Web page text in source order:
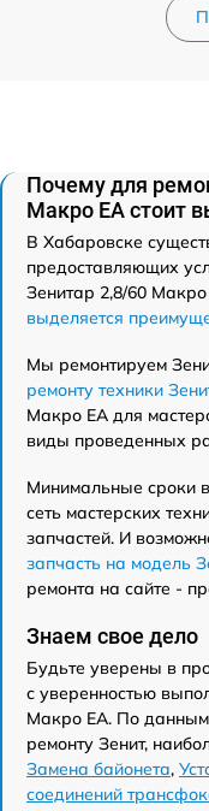
Почему для
Макро ЕА стоит
В Хабаровске
предоставляющих
Зенитар 2,8/60
выделяется
Мы ремонтируем
ремонту техники
Макро ЕА для
виды проведенных
Минимальные сроки
сеть мастерских
запчастей. И
запчасть на модель
ремонта на сайте -
Знаем свое дело
Будьте уверены в
с уверенностью
Макро ЕА. По данным
ремонту Зенит,
Замена байонета,
соединений